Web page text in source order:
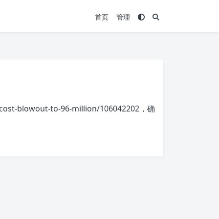
首页 管理
blowout-to-96-million/106042202，确